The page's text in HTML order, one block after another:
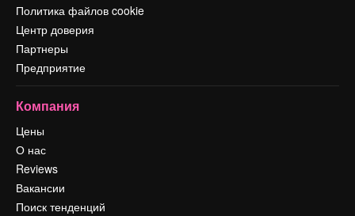
Политика файлов cookie
Центр доверия
Партнеры
Предприятие
Компания
Цены
О нас
Reviews
Вакансии
Поиск тенденций